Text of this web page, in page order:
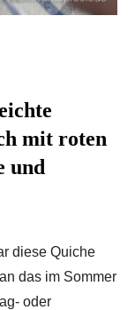
mit roten
und
diese Quiche
das im Sommer
oder